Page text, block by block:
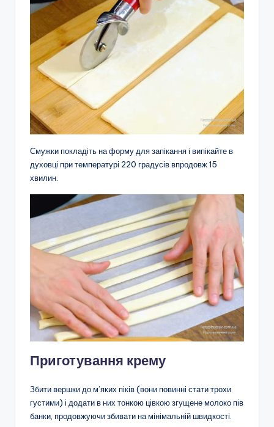
Смужки покладіть на форму для запікання і випікайте в
духовці при температурі 220 градусів впродовж 15
хвилин.
Приготування крему
Збити вершки до м’яких піків (вони повинні стати трохи
густими) і додати в них тонкою цівкою згущене молоко пів
банки, продовжуючи збивати на мінімальній швидкості.